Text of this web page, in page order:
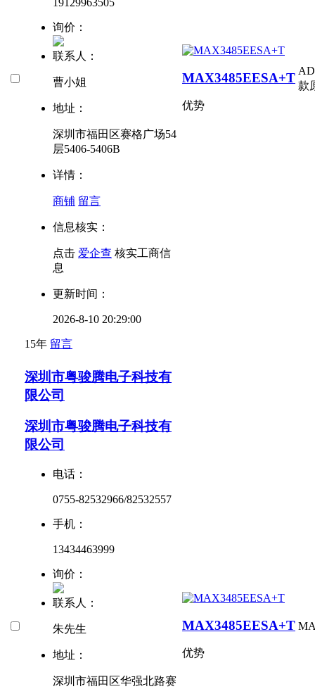
19129963505
询价：
联系人：
曹小姐
地址：
深圳市福田区赛格广场54
层5406-5406B
详情：
商铺 留言
信息核实：
点击 爱企查 核实工商信
息
更新时间：
2026-8-10 20:29:00
15年 留言
MAX3485EESA+T
优势
款
深圳市粤骏腾电子科技有
限公司
深圳市粤骏腾电子科技有
限公司
电话：
0755-82532966/82532557
手机：
13434463999
询价：
联系人：
朱先生
地址：
深圳市福田区华强北路赛
MAX3485EESA+T
优势